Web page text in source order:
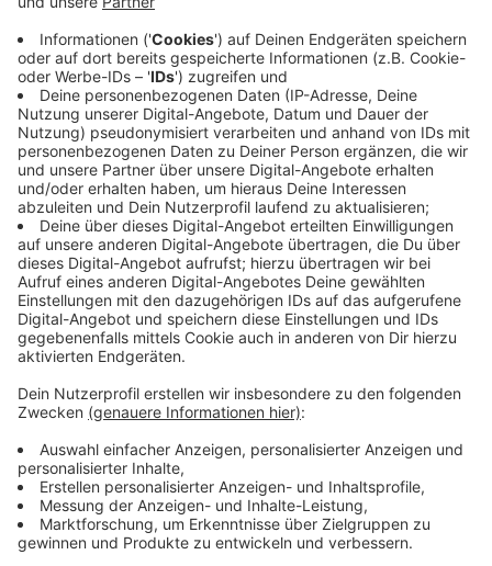
etwa an Supermärkten oder Bahnhöfen. Die
Kritikpunkte reichen von unklaren Regeln bis hin zu
hohen Vertragsstrafen. Besonders ärgerlich: Viele
Autofahrer berichten, dass sie trotz ordnungsgemäßer
Bezahlung im Nachhinein zur Kasse gebeten wurden.
Ein Betroffener schildert: "Ich habe schon sechs
Knöllchen bezahlt und sehe nicht ein, dass ich noch
weitere zahlen soll. Ich kann das gar nicht mehr
nachvollziehen."
Anzeige
Kosten können schnell auf über 100 Euro
steigen
Ein weiteres Problem sind schlecht lesbare
Informationsschilder. Diese sind oft so klein